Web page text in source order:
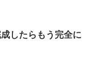
したらもう完全に